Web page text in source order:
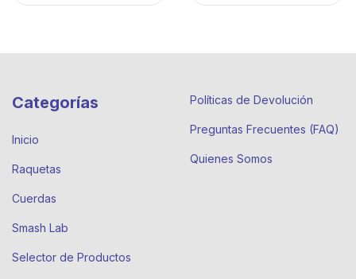
Categorías
Inicio
Raquetas
Cuerdas
Smash Lab
Selector de Productos
Políticas de Devolución
Preguntas Frecuentes (FAQ)
Quienes Somos